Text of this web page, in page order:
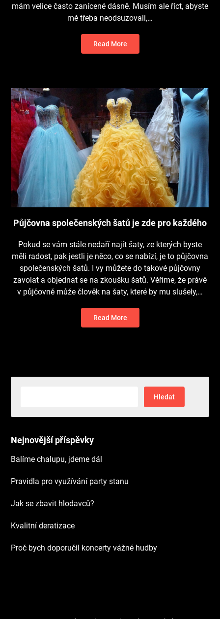
mám velice často zanícené dásně. Musím ale říct, abyste
mě třeba neodsuzovali,…
Read More
Půjčovna společenských šatů je zde pro každého
Pokud se vám stále nedaří najít šaty, ze kterých byste
měli radost, pak jestli je něco, co se nabízí, je to půjčovna
společenských šatů. I vy můžete do takové půjčovny
zavolat a objednat se na zkoušku šatů. Věříme, že právě
v půjčovně může člověk na šaty, které by mu slušely,…
Read More
Nejnovější příspěvky
Balíme chalupu, jdeme dál
Pravidla pro využívání party stanu
Jak se zbavit hlodavců?
Kvalitní deratizace
Proč bych doporučil koncerty vážné hudby